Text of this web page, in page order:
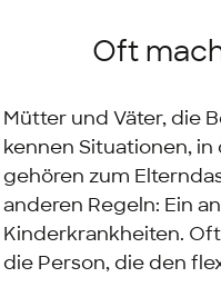
Oft
Mütter und Väter, die
kennen Situationen,
gehören zum
anderen Regeln: Ein
Kinderkrankheiten.
die Person, die den